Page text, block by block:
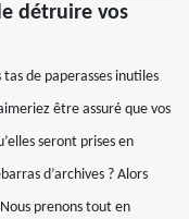
détruire vos
tas de paperasses inutiles
être assuré que vos
seront prises en
d’archives ? Alors
prenons tout en